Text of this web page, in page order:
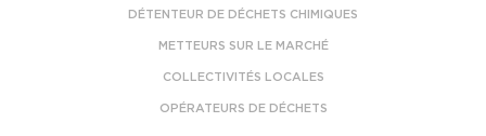
DÉTENTEUR DE DÉCHETS CHIMIQUES
METTEURS SUR LE MARCHÉ
COLLECTIVITÉS LOCALES
OPÉRATEURS DE DÉCHETS